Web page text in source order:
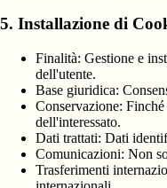
5. Installazione di
Finalità: Gestione e
dell'utente.
Base giuridica:
Conservazione: Finché
dell'interessato.
Dati trattati: Dati
Comunicazioni: Non
Trasferimenti